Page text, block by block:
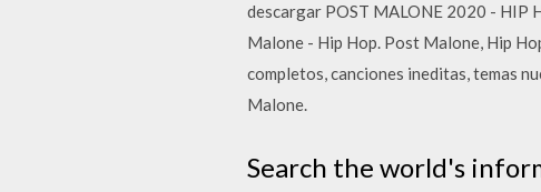
descargar POST MALONE 2020 - HIP
Malone - Hip Hop. Post Malone, Hip
completos, canciones ineditas, temas
Malone.
Search the world's